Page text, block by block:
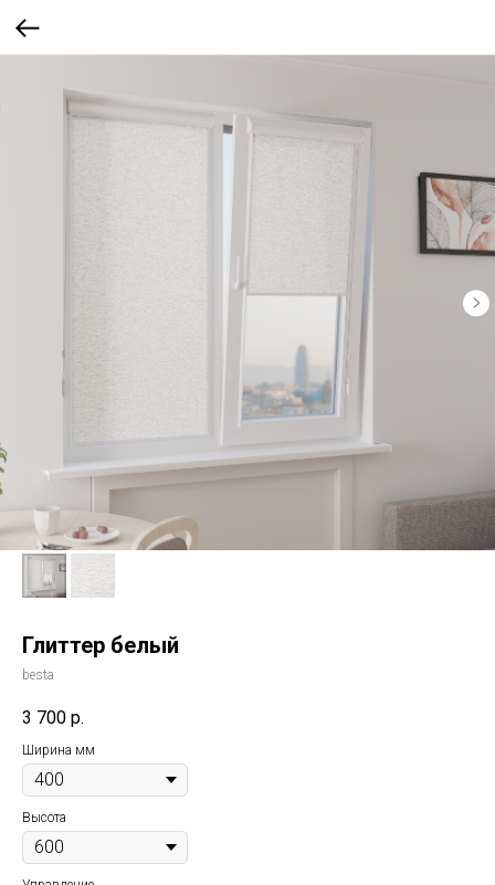
Глиттер белый
besta
3 700 р.
Ширина мм
Высота